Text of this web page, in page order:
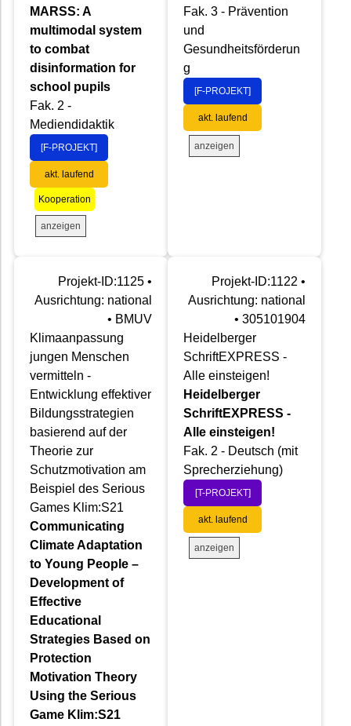
MARSS: A
multimodal system
to combat
disinformation for
school pupils
Fak. 2 -
Mediendidaktik
[F-PROJEKT]
akt. laufend
Kooperation
anzeigen
Fak. 3 - Prävention
und
Gesundheitsförderun
g
[F-PROJEKT]
akt. laufend
anzeigen
Projekt-ID:1125 •
Ausrichtung: national
• BMUV
Klimaanpassung
jungen Menschen
vermitteln -
Entwicklung effektiver
Bildungsstrategien
basierend auf der
Theorie zur
Schutzmotivation am
Beispiel des Serious
Games Klim:S21
Communicating
Climate Adaptation
to Young People –
Development of
Effective
Educational
Strategies Based on
Protection
Motivation Theory
Using the Serious
Game Klim:S21
Projekt-ID:1122 •
Ausrichtung: national
• 305101904
Heidelberger
SchriftEXPRESS -
Alle einsteigen!
Heidelberger
SchriftEXPRESS -
Alle einsteigen!
Fak. 2 - Deutsch (mit
Sprecherziehung)
[T-PROJEKT]
akt. laufend
anzeigen